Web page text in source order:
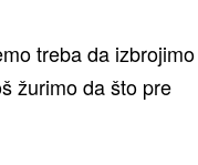
treba da izbrojimo
žurimo da što pre